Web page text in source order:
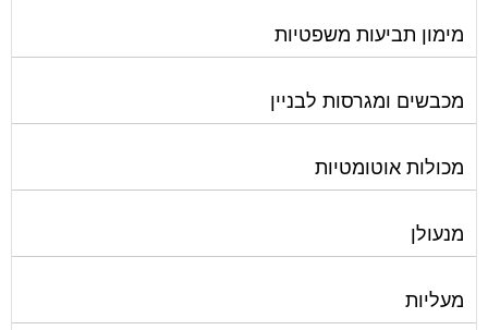
מימון תביעות משפטיות
מכבשים ומגרסות לבניין
מכולות אוטומטיות
מנעולן
מעליות